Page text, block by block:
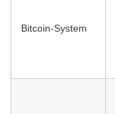
Bitcoin-System